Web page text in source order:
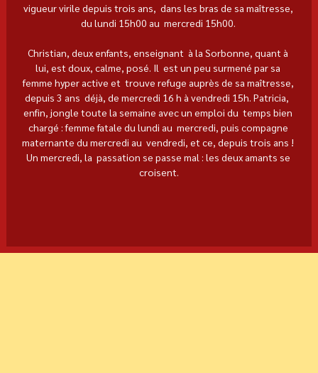
vigueur virile depuis trois ans,  dans les bras de sa maîtresse,
du lundi 15h00 au  mercredi 15h00.
Christian, deux enfants, enseignant  à la Sorbonne, quant à
lui, est doux, calme, posé. Il  est un peu surmené par sa
femme hyper active et  trouve refuge auprès de sa maîtresse,
depuis 3 ans  déjà, de mercredi 16 h à vendredi 15h. Patricia,
enfin, jongle toute la semaine avec un emploi du  temps bien
chargé : femme fatale du lundi au  mercredi, puis compagne
maternante du mercredi au  vendredi, et ce, depuis trois ans !
Un mercredi, la  passation se passe mal : les deux amants se
croisent.